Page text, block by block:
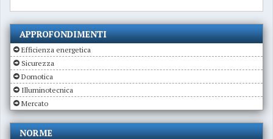
APPROFONDIMENTI
Efficienza energetica
Sicurezza
Domotica
Illuminotecnica
Mercato
NORME